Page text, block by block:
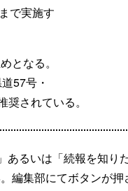
で実施す
となる。
57号・
されている。
あるいは「続報を知り
編集部にてボタンが押